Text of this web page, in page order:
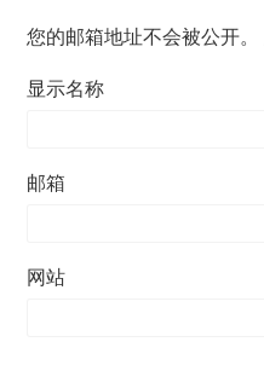
您的邮箱地址不会被公开。
显示名称
邮箱
网站